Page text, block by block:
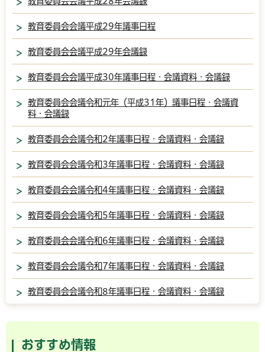
教育委員会会議平成29年議事日程
教育委員会会議平成29年会議録
教育委員会会議平成30年議事日程・会議資料・会議録
教育委員会会議令和元年（平成31年）議事日程・会議資
料・会議録
教育委員会会議令和2年議事日程・会議資料・会議録
教育委員会会議令和3年議事日程・会議資料・会議録
教育委員会会議令和4年議事日程・会議資料・会議録
教育委員会会議令和5年議事日程・会議資料・会議録
教育委員会会議令和6年議事日程・会議資料・会議録
教育委員会会議令和7年議事日程・会議資料・会議録
教育委員会会議令和8年議事日程・会議資料・会議録
おすすめ情報